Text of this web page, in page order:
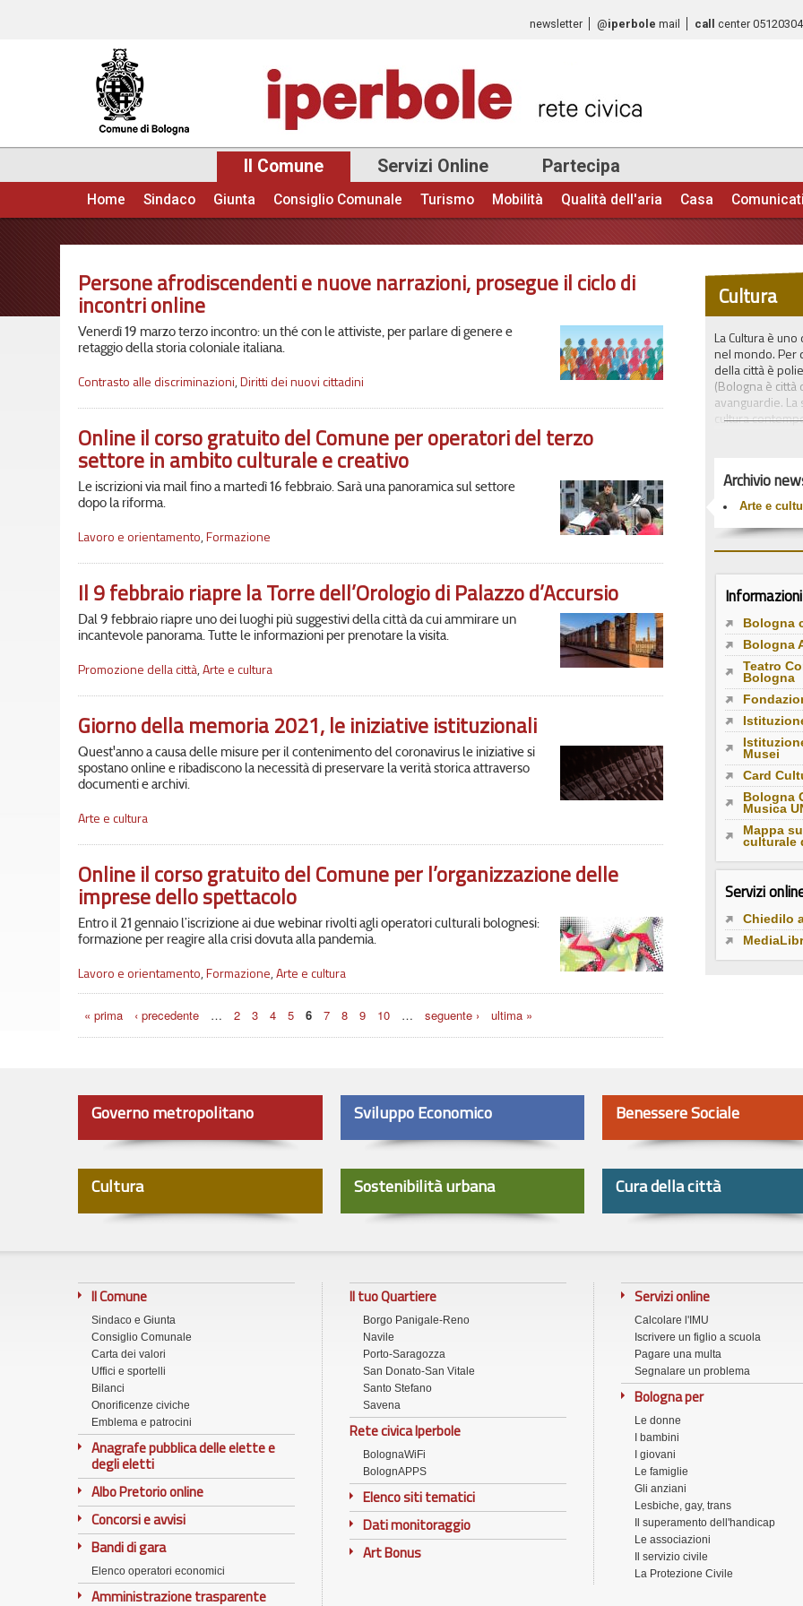
contenuto
newsletter @iperbole mail call center
Il Comune Servizi Online Partecipa
Menu principale
Home Sindaco Giunta Consiglio Comunale Turismo Mobilità Qualità dell'aria Casa Comunicati
Persone afrodiscendenti e nuove narrazioni, prosegue il ciclo di
incontri online
Venerdì 19 marzo terzo incontro: un thé con le attiviste, per parlare di genere e
retaggio della storia coloniale italiana.
Contrasto alle discriminazioni,Diritti dei nuovi cittadini
Online il corso gratuito del Comune per operatori del terzo
settore in ambito culturale e creativo
Le iscrizioni via mail fino a martedì 16 febbraio. Sarà una panoramica sul settore
dopo la riforma.
Lavoro e orientamento,Formazione
Il 9 febbraio riapre la Torre dell’Orologio di Palazzo d’Accursio
Dal 9 febbraio riapre uno dei luoghi più suggestivi della città da cui ammirare un
incantevole panorama. Tutte le informazioni per prenotare la visita.
Promozione della città,Arte e cultura
Giorno della memoria 2021, le iniziative istituzionali
Quest'anno a causa delle misure per il contenimento del coronavirus le iniziative si
spostano online e ribadiscono la necessità di preservare la verità storica attraverso
documenti e archivi.
Arte e cultura
Online il corso gratuito del Comune per l’organizzazione delle
imprese dello spettacolo
Entro il 21 gennaio l’iscrizione ai due webinar rivolti agli operatori culturali bolognesi:
formazione per reagire alla crisi dovuta alla pandemia.
Lavoro e orientamento,Formazione,Arte e cultura
Pagine
« prima ‹ precedente … 2 3 4 5 6 7 8 9 10 … seguente › ultima »
Cultura
La Cultura è
nel mondo. Per
della città è
(Bologna è città
avanguardie.
cultura
occupazione
sempre le
sull’intero
In questa
servizi culturali.
istituzioni
tempo reale su
Archivio
Arte e
Bologna
Bologna
Teatro
Bologna
Musei
Card
Bologna
Musica
Mappa
culturale
Servizi
Chiedilo
Governo metropolitano Sviluppo Economico Benessere Sociale
Cultura Sostenibilità urbana Cura della città
Il Comune
Sindaco e Giunta
Consiglio Comunale
Carta dei valori
Uffici e sportelli
Bilanci
Onorificenze civiche
Emblema e patrocini
Anagrafe pubblica delle elette e
degli eletti
Albo Pretorio online
Concorsi e avvisi
Bandi di gara
Elenco operatori economici
Amministrazione trasparente
Il tuo Quartiere
Borgo Panigale-Reno
Navile
Porto-Saragozza
San Donato-San Vitale
Santo Stefano
Savena
Rete civica Iperbole
BolognaWiFi
BolognAPPS
Elenco siti tematici
Dati monitoraggio
Art Bonus
Servizi online
Calcolare l'IMU
Iscrivere un figlio a scuola
Pagare una multa
Segnalare un problema
Bologna per
Le donne
I bambini
I giovani
Le famiglie
Gli anziani
Lesbiche, gay, trans
Il superamento dell'handicap
Le associazioni
Il servizio civile
La Protezione Civile